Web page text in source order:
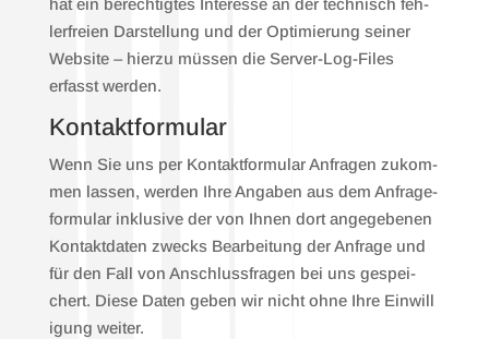
hat ein berech­tig­tes Inter­es­se an der tech­nisch feh­
ler­frei­en Dar­stel­lung und der Opti­mie­rung sei­ner
Web­site – hier­zu müs­sen die Ser­ver-Log-Files
erfasst wer­den.
Kon­takt­for­mu­lar
Wenn Sie uns per Kon­takt­for­mu­lar Anfra­gen zukom­
men las­sen, wer­den Ihre Anga­ben aus dem Anfra­ge­
for­mu­lar inklu­si­ve der von Ihnen dort ange­ge­be­nen
Kon­takt­da­ten zwecks Bear­bei­tung der Anfra­ge und
für den Fall von Anschluss­fra­gen bei uns gespei­
chert. Die­se Daten geben wir nicht ohne Ihre Ein­wil­l
i­gung wei­ter.